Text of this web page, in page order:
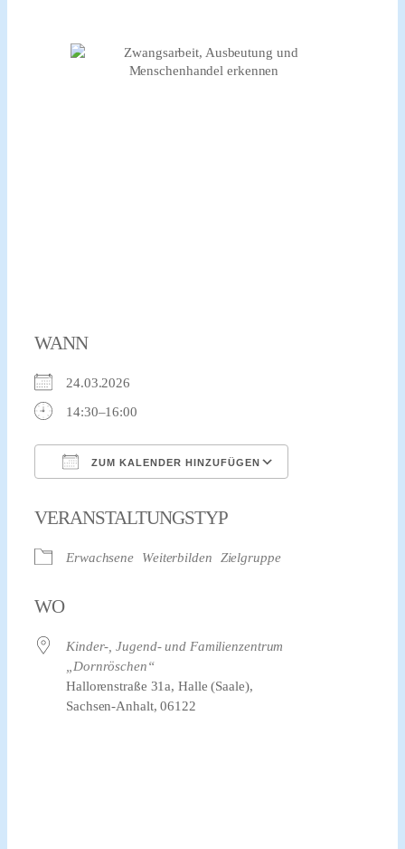
WANN
24.03.2026
14:30–16:00
ZUM KALENDER HINZUFÜGEN
VERANSTALTUNGSTYP
Erwachsene Weiterbilden Zielgruppe
WO
Kinder-, Jugend- und Familienzentrum
„Dornröschen“
Hallorenstraße 31a, Halle (Saale),
Sachsen-Anhalt, 06122